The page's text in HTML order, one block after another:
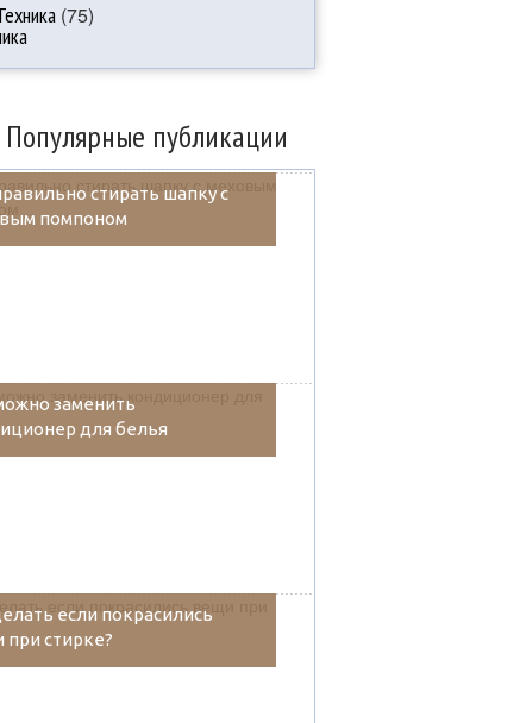
(75)
Популярные публикации
стирать шапку с
помпоном
заменить
для белья
если покрасились
стирке?